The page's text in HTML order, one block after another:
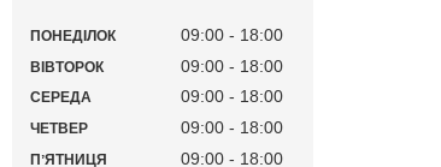
ПОНЕДІЛОК 09:00 18:00
ВІВТОРОК 09:00 18:00
СЕРЕДА 09:00 18:00
ЧЕТВЕР 09:00 18:00
ПʼЯТНИЦЯ 09:00 18:00